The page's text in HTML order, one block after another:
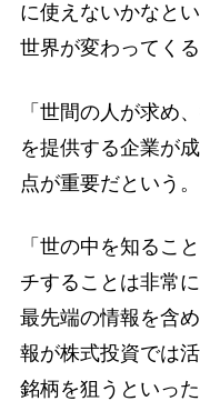
に使えないかなと
世界が変わってくる
「世間の人が求め
を提供する企業が
点が重要だという。
「世の中を知るこ
チすることは非常
最先端の情報を含
報が株式投資では
銘柄を狙うといっ